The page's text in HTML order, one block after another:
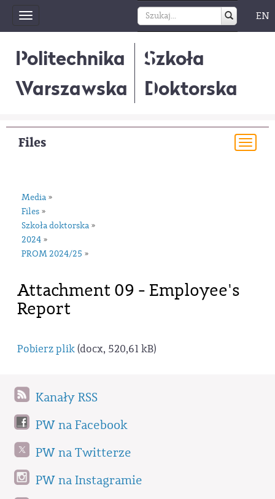
Toggle
navigation
EN
Politechnika
Warszawska
Szkoła
Doktorska
Files
Media »
Files »
Szkoła doktorska »
2024 »
PROM 2024/25 »
Attachment 09 - Employee's
Report
Pobierz plik(docx, 520,61 kB)
Kanały RSS
PW na Facebook
PW na Twitterze
PW na Instagramie